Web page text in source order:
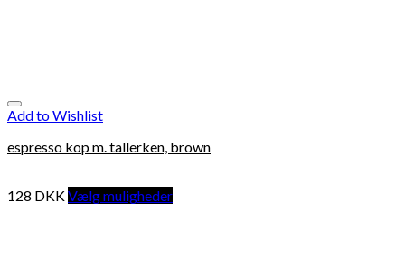
Add to Wishlist
espresso kop m. tallerken, brown
128 DKKVælg muligheder